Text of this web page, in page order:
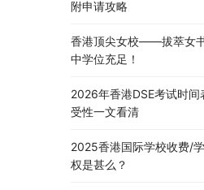
附申请攻略
香港顶尖女校——拔萃女
中学位充足！
2026年香港DSE考试时
受性一文看清
2025香港国际学校收费/
权是甚么？